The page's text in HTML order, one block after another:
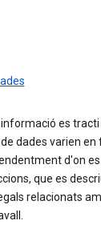
es tracti
dades varien en
d'on es
que es
relacionats